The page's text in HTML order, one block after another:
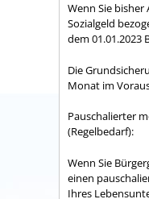
Wenn Sie
Sozialgeld
dem 01.01.2023
Die
Monat im
Pauschalierter
(Regelbedarf):
Wenn Sie
einen
Ihres